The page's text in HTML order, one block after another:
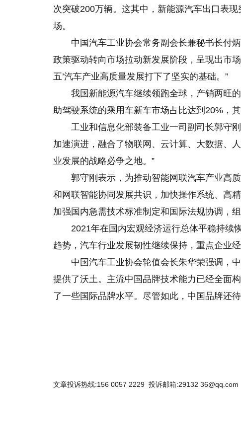
次突破200万辆。这其中，新能源汽车出口表
场。
中国汽车工业协会常务副会长兼秘书长付
政策驱动转向市场拉动新发展阶段，呈现出市
五’汽车产业高质量发展打下了坚实的基础。”
我国新能源汽车继续领跑全球，产销两旺
助驾驶系统的乘用车新车市场占比达到20%，
工业和信息化部装备工业一司副司长郭守
加速演进，融合了物联网、云计算、大数据、
业发展的战略必争之地。”
郭守刚表示，为推动智能网联汽车产业高
和网联智能协同发展共识，加快操作系统、高
加强国内急需技术标准制定和国际法规协调，
2021年在国内宏观经济运行总体平稳持续
趋势，汽车行业发展韧性继续保持，重点企业
中国汽车工业协会轮值会长朱华荣强调，
提供了沃土。主流中国品牌技术能力已经全面
了一些国际品牌水平。尽管如此，中国品牌还
文章投诉热线:156 0057 2229 投诉邮箱:29132 36@qq.com